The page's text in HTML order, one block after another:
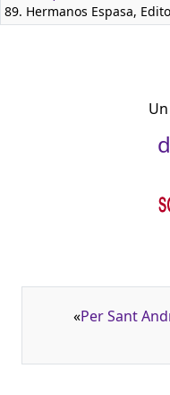
89. Hermanos Espasa,
«Per Sant